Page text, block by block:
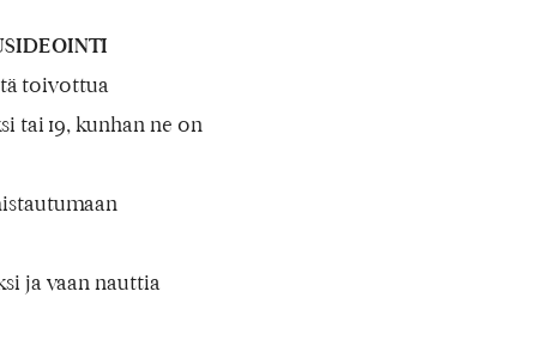
toivottua
tai 19, kunhan ne on
ja vaan nauttia